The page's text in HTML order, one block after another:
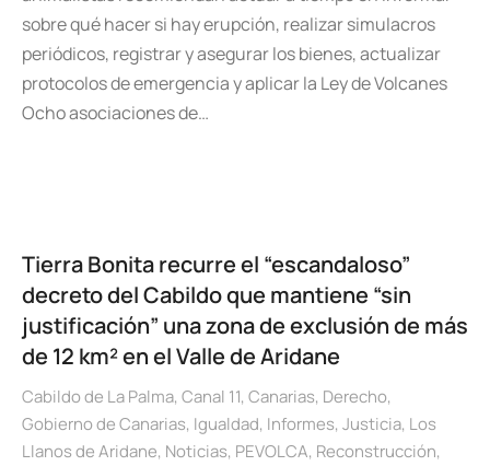
sobre qué hacer si hay erupción, realizar simulacros
periódicos, registrar y asegurar los bienes, actualizar
protocolos de emergencia y aplicar la Ley de Volcanes
Ocho asociaciones de…
Tierra Bonita recurre el “escandaloso”
decreto del Cabildo que mantiene “sin
justificación” una zona de exclusión de más
de 12 km² en el Valle de Aridane
Cabildo de La Palma, Canal 11, Canarias, Derecho,
Gobierno de Canarias, Igualdad, Informes, Justicia, Los
Llanos de Aridane, Noticias, PEVOLCA, Reconstrucción,